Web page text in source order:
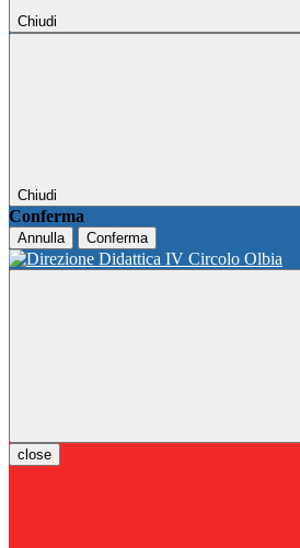
Chiudi
Chiudi
Conferma
Annulla Conferma
close